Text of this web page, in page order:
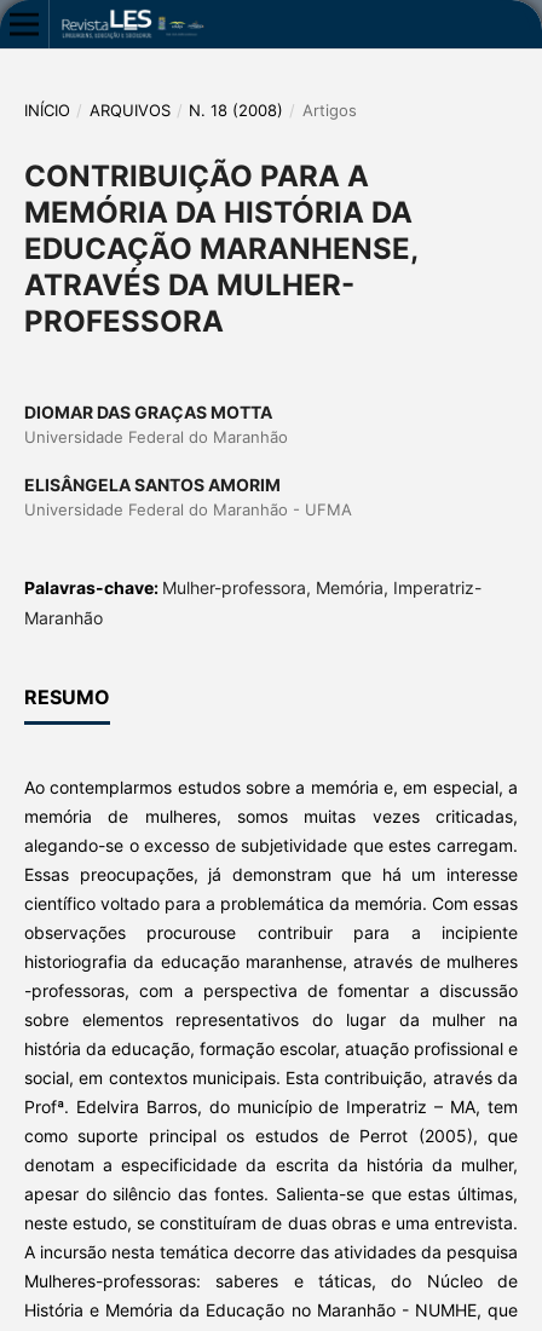
INÍCIO / ARQUIVOS / N. 18 (2008) / Artigos
CONTRIBUIÇÃO PARA A
MEMÓRIA DA HISTÓRIA DA
EDUCAÇÃO MARANHENSE,
ATRAVÉS DA MULHER-
PROFESSORA
DIOMAR DAS GRAÇAS MOTTA
Universidade Federal do Maranhão
ELISÂNGELA SANTOS AMORIM
Universidade Federal do Maranhão - UFMA
Palavras-chave: Mulher-professora, Memória, Imperatriz-
Maranhão
RESUMO
Ao contemplarmos estudos sobre a memória e, em especial, a
memória de mulheres, somos muitas vezes criticadas,
alegando-se o excesso de subjetividade que estes carregam.
Essas preocupações, já demonstram que há um interesse
científico voltado para a problemática da memória. Com essas
observações procurouse contribuir para a incipiente
historiografia da educação maranhense, através de mulheres
-professoras, com a perspectiva de fomentar a discussão
sobre elementos representativos do lugar da mulher na
história da educação, formação escolar, atuação profissional e
social, em contextos municipais. Esta contribuição, através da
Profª. Edelvira Barros, do município de Imperatriz – MA, tem
como suporte principal os estudos de Perrot (2005), que
denotam a especificidade da escrita da história da mulher,
apesar do silêncio das fontes. Salienta-se que estas últimas,
neste estudo, se constituíram de duas obras e uma entrevista.
A incursão nesta temática decorre das atividades da pesquisa
Mulheres-professoras: saberes e táticas, do Núcleo de
História e Memória da Educação no Maranhão - NUMHE, que